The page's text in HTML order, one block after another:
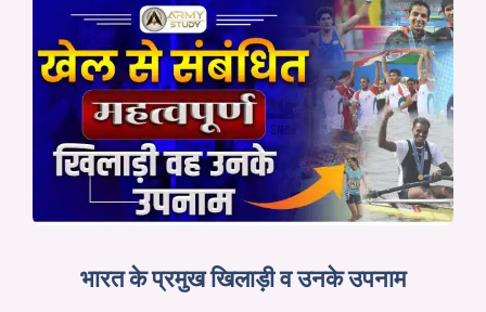
भारत के प्रमुख खिलाड़ी व उनके उपनाम